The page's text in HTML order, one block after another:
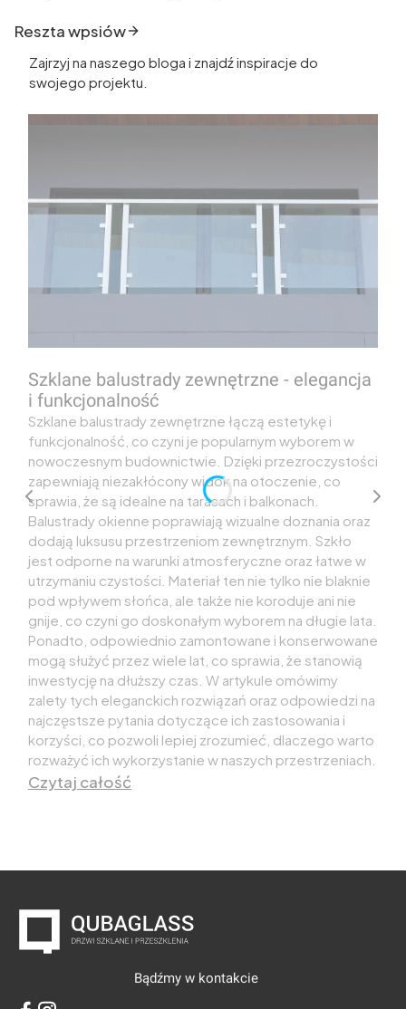
Reszta wpsiów
Zajrzyj na naszego bloga i znajdź inspiracje do
swojego projektu.
Szklane balustrady zewnętrzne - elegancja
i funkcjonalność
Szklane balustrady zewnętrzne łączą estetykę i
funkcjonalność, co czyni je popularnym wyborem w
nowoczesnym budownictwie. Dzięki przezroczystości
zapewniają niezakłócony widok na otoczenie, co
sprawia, że są idealne na tarasach i balkonach.
Balustrady okienne poprawiają wizualne doznania oraz
dodają luksusu przestrzeniom zewnętrznym. Szkło
jest odporne na warunki atmosferyczne oraz łatwe w
utrzymaniu czystości. Materiał ten nie tylko nie blaknie
pod wpływem słońca, ale także nie koroduje ani nie
gnije, co czyni go doskonałym wyborem na długie lata.
Ponadto, odpowiednio zamontowane i konserwowane
mogą służyć przez wiele lat, co sprawia, że stanowią
inwestycję na dłuższy czas. W artykule omówimy
zalety tych eleganckich rozwiązań oraz odpowiedzi na
najczęstsze pytania dotyczące ich zastosowania i
korzyści, co pozwoli lepiej zrozumieć, dlaczego warto
rozważyć ich wykorzystanie w naszych przestrzeniach.
Czytaj całość
Bądźmy w kontakcie